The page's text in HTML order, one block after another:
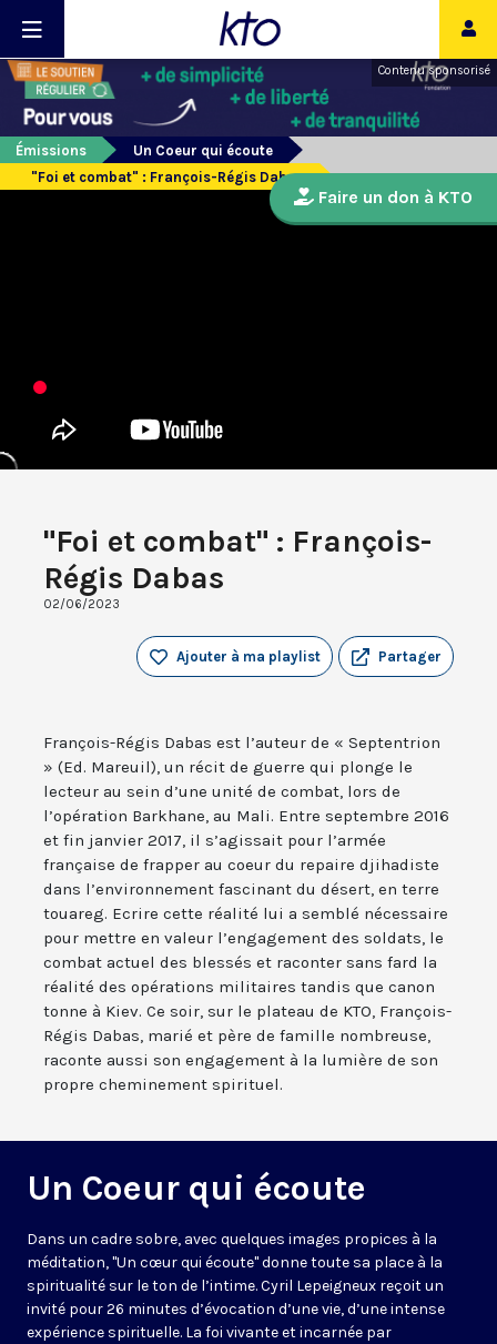
Contenu sponsorisé
Émissions
Un Coeur qui écoute
"Foi et combat" : François-Régis Dabas
"Foi et combat" : François-
Régis Dabas
02/06/2023
Partager
Ajouter à ma playlist
François-Régis Dabas est l’auteur de « Septentrion
» (Ed. Mareuil), un récit de guerre qui plonge le
lecteur au sein d’une unité de combat, lors de
l’opération Barkhane, au Mali. Entre septembre 2016
et fin janvier 2017, il s’agissait pour l’armée
française de frapper au coeur du repaire djihadiste
dans l’environnement fascinant du désert, en terre
touareg. Ecrire cette réalité lui a semblé nécessaire
pour mettre en valeur l’engagement des soldats, le
combat actuel des blessés et raconter sans fard la
réalité des opérations militaires tandis que canon
tonne à Kiev. Ce soir, sur le plateau de KTO, François-
Régis Dabas, marié et père de famille nombreuse,
raconte aussi son engagement à la lumière de son
propre cheminement spirituel.
Un Coeur qui écoute
Dans un cadre sobre, avec quelques images propices à la
méditation, "Un cœur qui écoute" donne toute sa place à la
spiritualité sur le ton de l’intime. Cyril Lepeigneux reçoit un
invité pour 26 minutes d’évocation d’une vie, d’une intense
expérience spirituelle. La foi vivante et incarnée par
Faire un don à KTO